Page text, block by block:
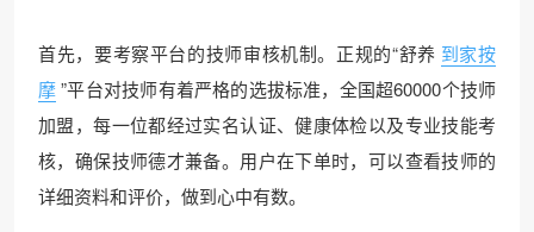
首先，要考察平台的技师审核机制。正规的“舒养 到家按
摩 ”平台对技师有着严格的选拔标准，全国超60000个技师
加盟，每一位都经过实名认证、健康体检以及专业技能考
核，确保技师德才兼备。用户在下单时，可以查看技师的
详细资料和评价，做到心中有数。